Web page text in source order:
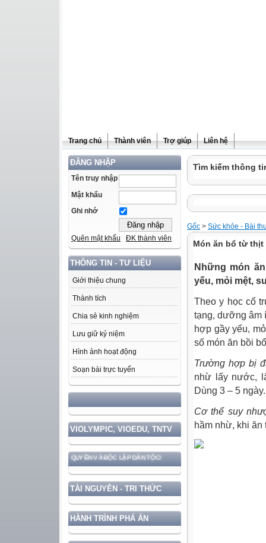
Trang chủ Thành viên Trợ giúp Liên hệ
ĐĂNG NHẬP
Tên truy nhập
Mật khẩu
Ghi nhớ
Quên mật khẩu ĐK thành viên
THÔNG TIN - TƯ LIỆU
Giới thiệu chung
Thành tích
Chia sẻ kinh nghiệm
Lưu giữ kỷ niệm
Hình ảnh hoạt động
Soạn bài trực tuyến
VIOLYMPIC, VIOEDU, TNTV
VỮNG CHẮC CHỦ QUYỀN VÀ ĐỘC LẬP DÂN TỘC!
TÀI NGUYÊN - TRI THỨC
HÀNH TRÌNH PHÁ ÁN
Tìm kiếm thông
Gốc > Sức khỏe - Bài
Món ăn bổ từ thịt
Những món
yếu, mỏi mệt,
Theo y học cổ
tạng, dưỡng âm
hợp gầy yếu,
số món ăn bồi
Trường hợp bị
nhừ lấy nước,
Dùng 3 – 5 ngày.
Cơ thể suy
hầm nhừ, khi ăn